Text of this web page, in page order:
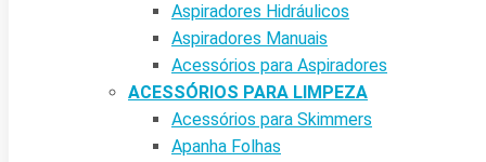
Aspiradores Hidráulicos
Aspiradores Manuais
Acessórios para Aspiradores
ACESSÓRIOS PARA LIMPEZA
Acessórios para Skimmers
Apanha Folhas